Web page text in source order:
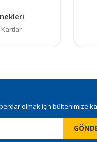
Kartlar
olmak için bültenimize